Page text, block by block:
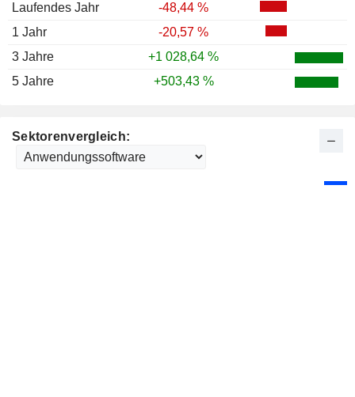
Laufendes Jahr
-48,44 %
1 Jahr
-20,57 %
3 Jahre
+1 028,64 %
5 Jahre
+503,43 %
Sektorenvergleich: